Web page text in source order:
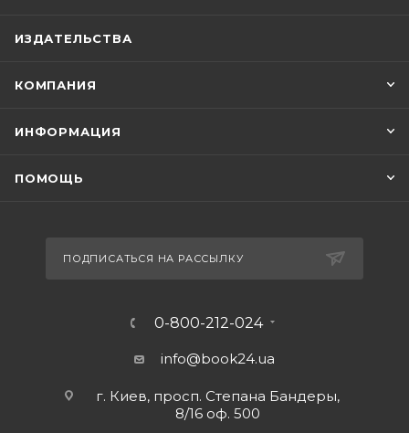
ИЗДАТЕЛЬСТВА
КОМПАНИЯ
ИНФОРМАЦИЯ
ПОМОЩЬ
ПОДПИСАТЬСЯ НА РАССЫЛКУ
0-800-212-024
info@book24.ua
г. Киев, просп. Степана Бандеры,
8/16 оф. 500